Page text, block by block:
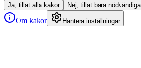
Ja, tillåt alla kakor Nej, tillåt bara nödvändiga
Om kakor Hantera inställningar